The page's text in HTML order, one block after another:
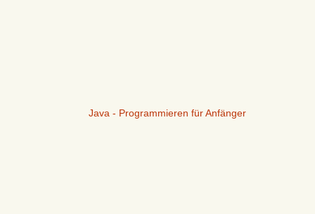
Java - Programmieren für Anfänger